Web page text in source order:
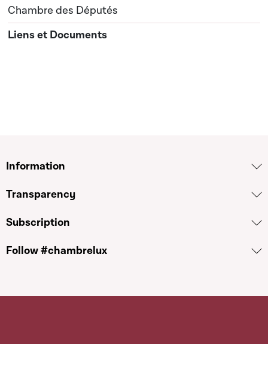
Chambre des Députés
Information
Transparency
Subscription
Follow #chambrelux